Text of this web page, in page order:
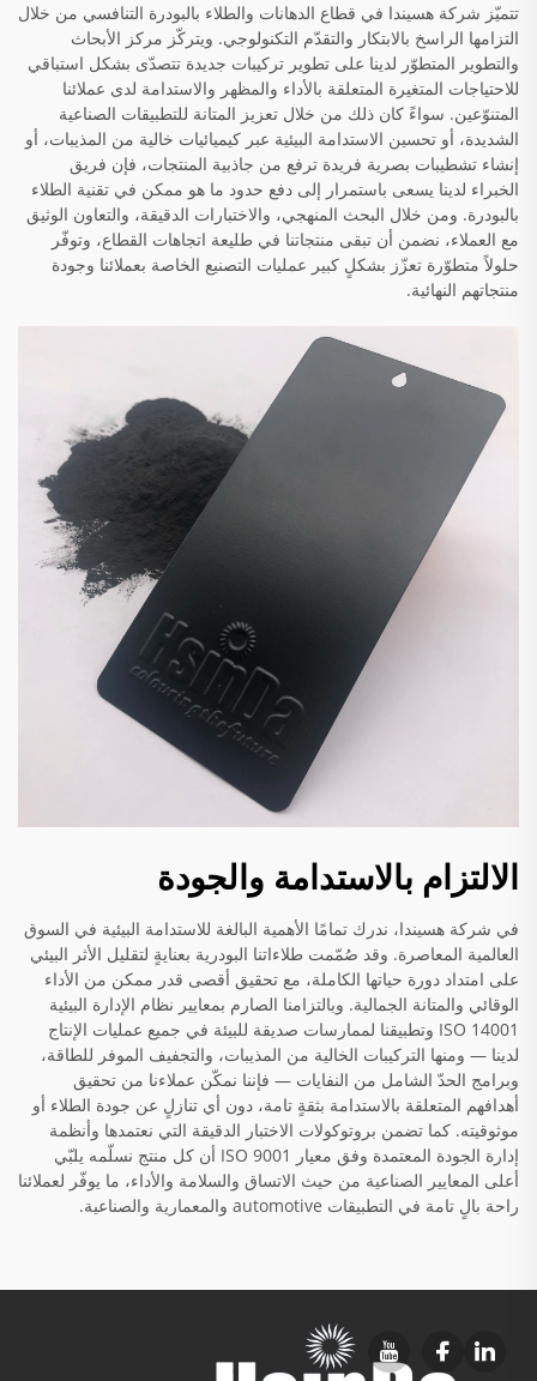
تتميّز شركة هسيندا في قطاع الدهانات والطلاء بالبودرة التنافسي من خلال
التزامها الراسخ بالابتكار والتقدّم التكنولوجي. ويتركّز مركز الأبحاث
والتطوير المتطوّر لدينا على تطوير تركيبات جديدة تتصدّى بشكل استباقي
للاحتياجات المتغيرة المتعلقة بالأداء والمظهر والاستدامة لدى عملائنا
المتنوّعين. سواءً كان ذلك من خلال تعزيز المتانة للتطبيقات الصناعية
الشديدة، أو تحسين الاستدامة البيئية عبر كيميائيات خالية من المذيبات، أو
إنشاء تشطيبات بصرية فريدة ترفع من جاذبية المنتجات، فإن فريق
الخبراء لدينا يسعى باستمرار إلى دفع حدود ما هو ممكن في تقنية الطلاء
بالبودرة. ومن خلال البحث المنهجي، والاختبارات الدقيقة، والتعاون الوثيق
مع العملاء، نضمن أن تبقى منتجاتنا في طليعة اتجاهات القطاع، وتوفّر
حلولاً متطوّرة تعزّز بشكلٍ كبير عمليات التصنيع الخاصة بعملائنا وجودة
منتجاتهم النهائية.
الالتزام بالاستدامة والجودة
في شركة هسيندا، ندرك تمامًا الأهمية البالغة للاستدامة البيئية في السوق
العالمية المعاصرة. وقد صُمّمت طلاءاتنا البودرية بعنايةٍ لتقليل الأثر البيئي
على امتداد دورة حياتها الكاملة، مع تحقيق أقصى قدر ممكن من الأداء
الوقائي والمتانة الجمالية. وبالتزامنا الصارم بمعايير نظام الإدارة البيئية
ISO 14001 وتطبيقنا لممارسات صديقة للبيئة في جميع عمليات الإنتاج
لدينا — ومنها التركيبات الخالية من المذيبات، والتجفيف الموفر للطاقة،
وبرامج الحدّ الشامل من النفايات — فإننا نمكّن عملاءنا من تحقيق
أهدافهم المتعلقة بالاستدامة بثقةٍ تامة، دون أي تنازلٍ عن جودة الطلاء أو
موثوقيته. كما تضمن بروتوكولات الاختبار الدقيقة التي نعتمدها وأنظمة
إدارة الجودة المعتمدة وفق معيار ISO 9001 أن كل منتج نسلّمه يلبّي
أعلى المعايير الصناعية من حيث الاتساق والسلامة والأداء، ما يوفّر لعملائنا
راحة بالٍ تامة في التطبيقات automotive والمعمارية والصناعية.